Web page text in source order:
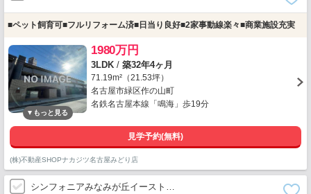
■ペット飼育可■フルリフォーム済■日当り良好■2家事動線楽々■商業施設充実
1980万円
3LDK / 築32年4ヶ月
71.19m²（21.53坪）
名古屋市緑区作の山町
名鉄名古屋本線「鳴海」歩19分
見学予約(無料)
(株)不動産SHOPナカジツ名古屋みどり店
シンフォニアみなみが丘イースト…